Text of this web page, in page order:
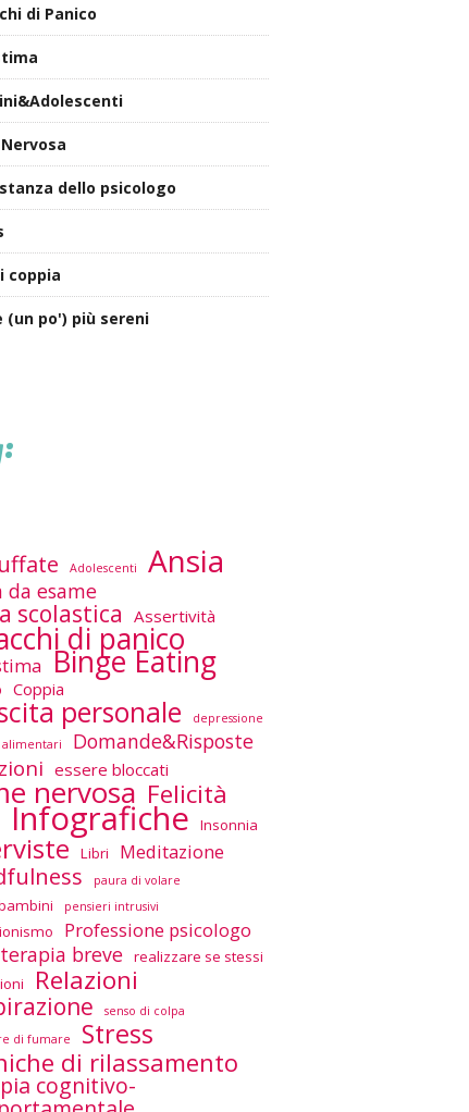
di Panico
dello psicologo
coppia
(un po') più sereni
Adolescenti Ansia
da esame
scolastica Assertività
di panico
Binge Eating
Coppia
personale
depressione
alimentari
Domande&Risposte
essere bloccati
nervosa Felicità
Infografiche Insonnia
Libri Meditazione
paura di volare
pensieri intrusivi
Professione psicologo
breve realizzare se stessi
Relazioni
senso di colpa
di fumare
Stress
di rilassamento
cognitivo-